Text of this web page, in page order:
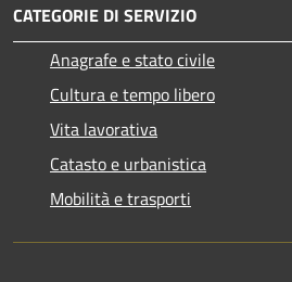
CATEGORIE DI SERVIZIO
Anagrafe e stato civile
Cultura e tempo libero
Vita lavorativa
Catasto e urbanistica
Mobilità e trasporti